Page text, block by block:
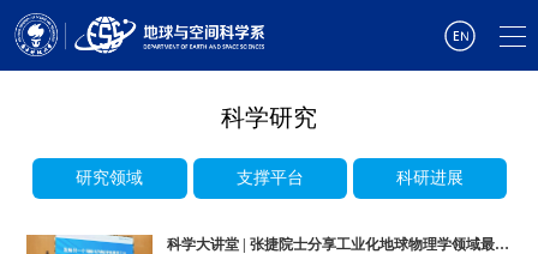
科学研究
研究领域 支撑平台 科研进展
科学大讲堂 | 张捷院士分享工业化地球物理学领域最新进展